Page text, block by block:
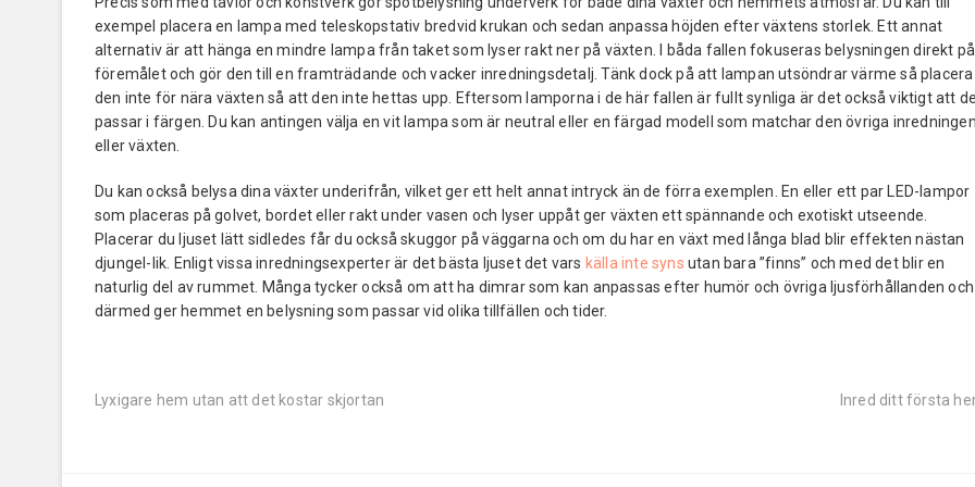
exempel placera en lampa med teleskopstativ bredvid krukan och sedan anpassa höjden efter växtens storlek. Ett annat
alternativ är att hänga en mindre lampa från taket som lyser rakt ner på växten. I båda fallen fokuseras belysningen direkt på
föremålet och gör den till en framträdande och vacker inredningsdetalj. Tänk dock på att lampan utsöndrar värme så placera
den inte för nära växten så att den inte hettas upp. Eftersom lamporna i de här fallen är fullt synliga är det också viktigt att de
passar i färgen. Du kan antingen välja en vit lampa som är neutral eller en färgad modell som matchar den övriga inredningen
eller växten.
Du kan också belysa dina växter underifrån, vilket ger ett helt annat intryck än de förra exemplen. En eller ett par LED-lampor
som placeras på golvet, bordet eller rakt under vasen och lyser uppåt ger växten ett spännande och exotiskt utseende.
Placerar du ljuset lätt sidledes får du också skuggor på väggarna och om du har en växt med långa blad blir effekten nästan
djungel-lik. Enligt vissa inredningsexperter är det bästa ljuset det vars källa inte syns utan bara ”finns” och med det blir en
naturlig del av rummet. Många tycker också om att ha dimrar som kan anpassas efter humör och övriga ljusförhållanden och
därmed ger hemmet en belysning som passar vid olika tillfällen och tider.
Inläggsnavigering
Previous
Lyxigare hem utan att det kostar skjortan
Next
Inred ditt första